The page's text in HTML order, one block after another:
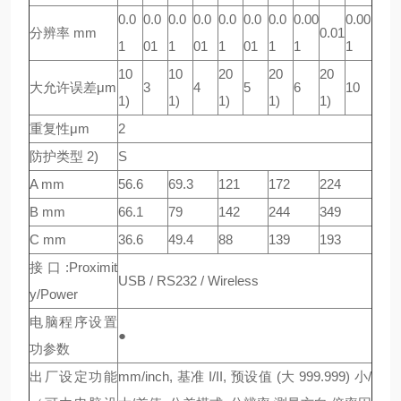
分辨率 mm
0.0
1
0.0
01
0.0
1
0.0
01
0.0
1
0.0
01
0.0
1
0.00
1
0.01
0.00
1
大允许误差μm
10
1)
3
10
1)
4
20
1)
5
20
1)
6
20
1)
10
重复性μm
2
防护类型 2)
S
A mm
56.6 69.3 121 172
224
B mm
66.1 79 142 244
349
C mm
36.6 49.4 88 139
193
接口:Proximit
y/Power
USB / RS232 / Wireless
电脑程序设置
功参数
●
出厂设定功能mm/inch, 基准 I/II, 预设值 (大 999.999) 小/